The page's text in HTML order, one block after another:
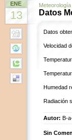
ENE
13
Meteorología
Datos
Datos
Velocidad
Humedad
Radiación
Autor: B-
Sin